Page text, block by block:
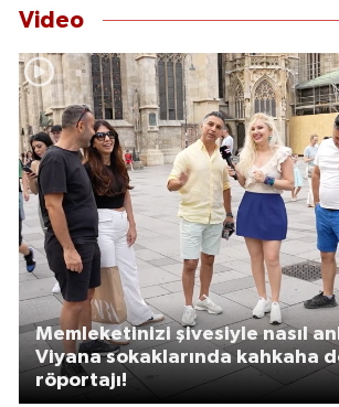
Video
Memleketinizi şivesiyle nasıl
Viyana sokaklarında kahkaha
röportajı!